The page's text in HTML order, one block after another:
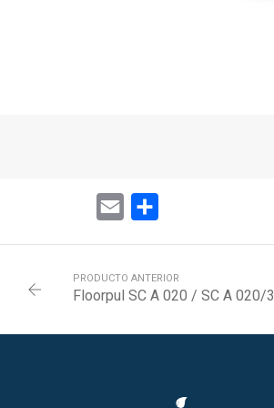
Email
PRODUCTO ANTERIOR
Floorpul SC A 020 / SC A 020/3